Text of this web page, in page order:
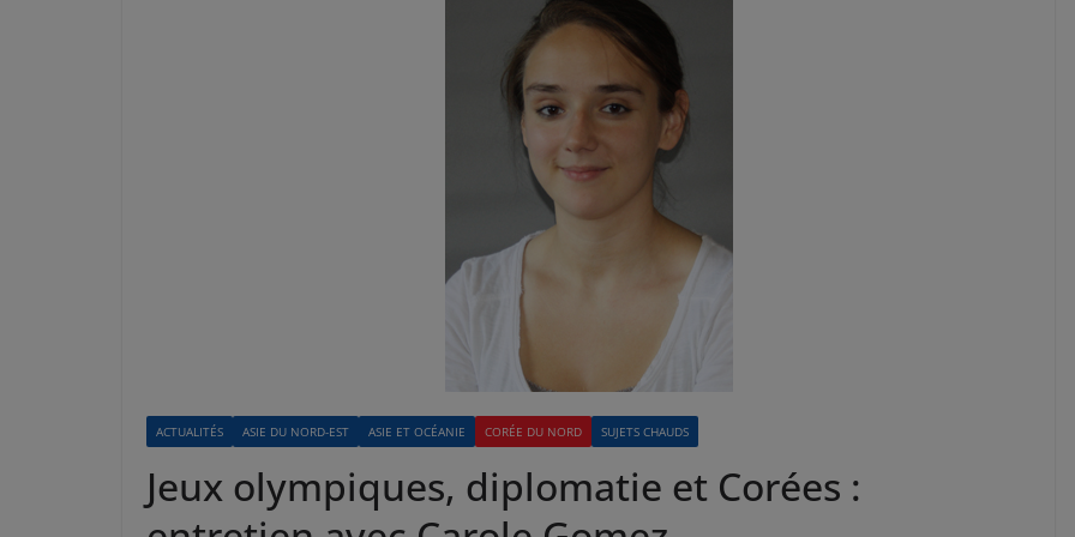
ACTUALITÉS ASIE DU NORD-EST ASIE ET OCÉANIE CORÉE DU NORD SUJETS CHAUDS
Jeux olympiques, diplomatie et Corées :